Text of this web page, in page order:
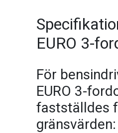
EURO 3-
För
EURO 3-
fastställdes
gränsvärden: